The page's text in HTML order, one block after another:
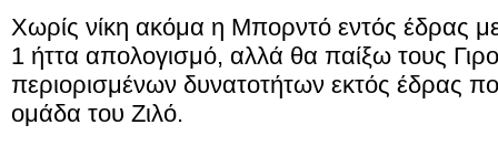
Χωρίς νίκη ακόμα η Μπορντό εντός έδρας
1 ήττα απολογισμό, αλλά θα παίξω τους
περιορισμένων δυνατοτήτων εκτός έδρας
ομάδα του Ζιλό.